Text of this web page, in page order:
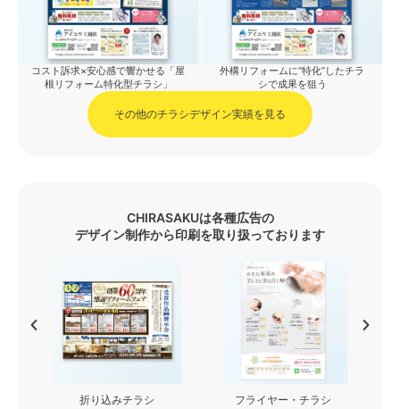
コスト訴求×安心感で響かせる「屋
根リフォーム特化型チラシ」
外構リフォームに“特化”したチラ
シで成果を狙う
その他のチラシデザイン実績を見る
CHIRASAKUは各種広告の
デザイン制作から印刷を取り扱っております
フライヤー・チラシ 看板・カッティングシート